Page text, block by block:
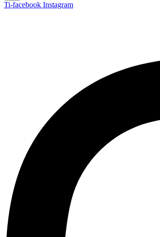
Ti-facebook Instagram